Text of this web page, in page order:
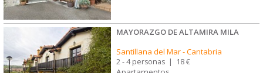
MAYORAZGO DE ALTAMIRA MILA
Santillana del Mar-Cantabria
2 - 4 personas | 18 €